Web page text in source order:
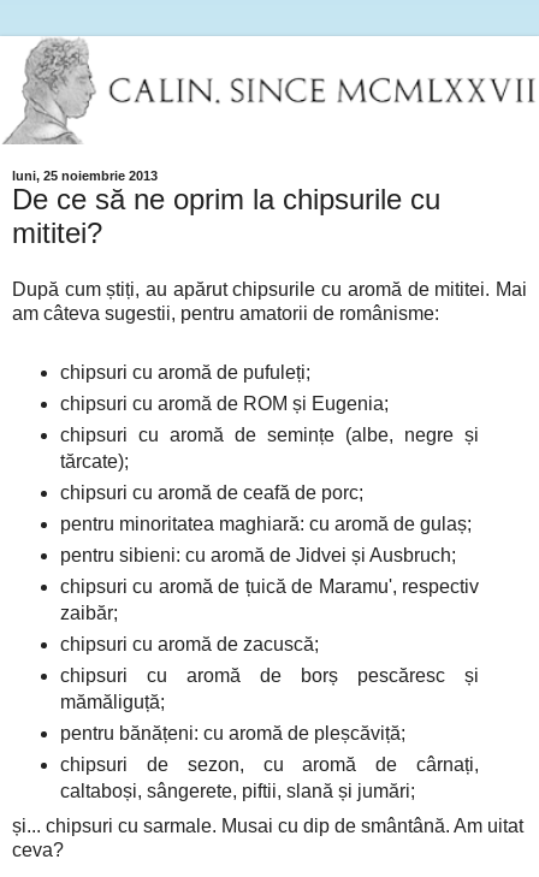
luni, 25 noiembrie 2013
De ce să ne oprim la chipsurile cu
mititei?
După cum știți, au apărut chipsurile cu aromă de mititei. Mai
am câteva sugestii, pentru amatorii de românisme:
chipsuri cu aromă de pufuleți;
chipsuri cu aromă de ROM și Eugenia;
chipsuri cu aromă de semințe (albe, negre și
tărcate);
chipsuri cu aromă de ceafă de porc;
pentru minoritatea maghiară: cu aromă de gulaș;
pentru sibieni: cu aromă de Jidvei și Ausbruch;
chipsuri cu aromă de țuică de Maramu', respectiv
zaibăr;
chipsuri cu aromă de zacuscă;
chipsuri cu aromă de borș pescăresc și
mămăliguță;
pentru bănățeni: cu aromă de pleșcăviță;
chipsuri de sezon, cu aromă de cârnați,
caltaboși, sângerete, piftii, slană și jumări;
și... chipsuri cu sarmale. Musai cu dip de smântână. Am uitat
ceva?